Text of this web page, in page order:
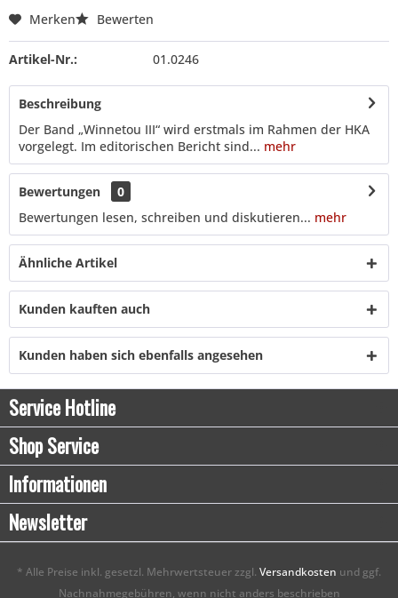
Merken Bewerten
Artikel-Nr.: 01.0246
Beschreibung
Der Band „Winnetou III“ wird erstmals im Rahmen der HKA
vorgelegt. Im editorischen Bericht sind... mehr
Bewertungen
0
Bewertungen lesen, schreiben und diskutieren... mehr
Ähnliche Artikel
Kunden kauften auch
Kunden haben sich ebenfalls angesehen
Service Hotline
Shop Service
Informationen
Newsletter
* Alle Preise inkl. gesetzl. Mehrwertsteuer zzgl. Versandkosten und ggf.
Nachnahmegebühren, wenn nicht anders beschrieben